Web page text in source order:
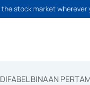
stock market wherever
BINAAN